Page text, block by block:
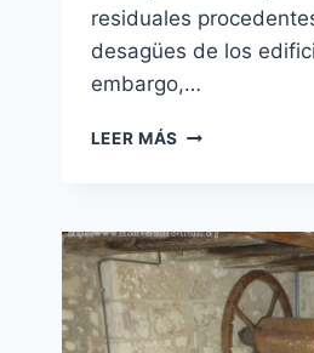
residuales
desagües de los
embargo,…
LEER MÁS
EN
LAS
COMUNIDADES
DE
VECINOS